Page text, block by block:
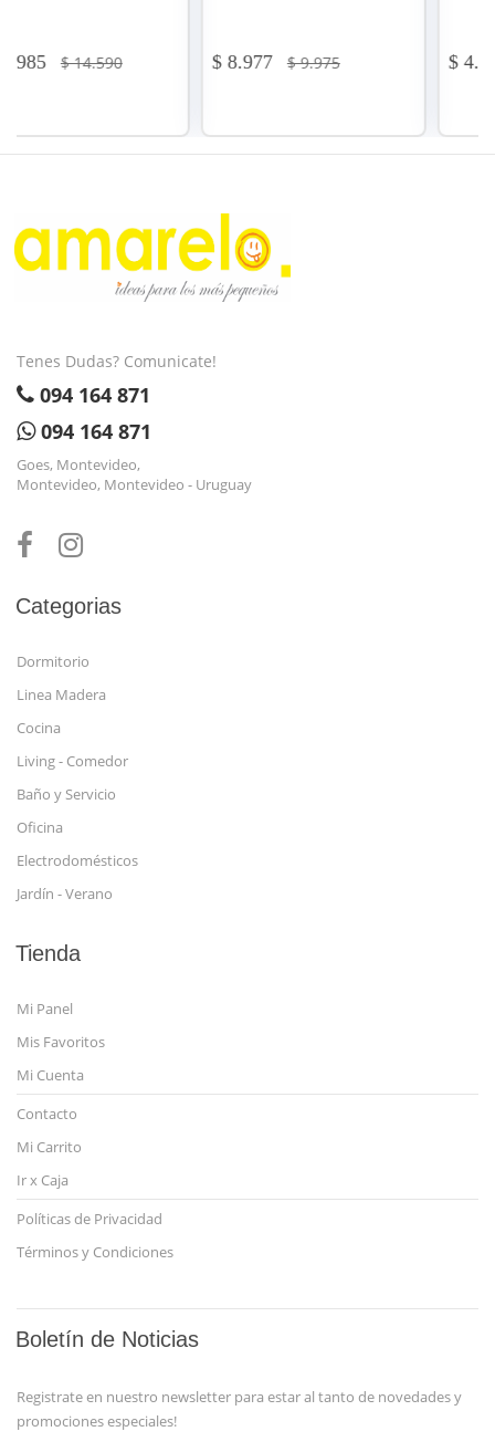
$ 8.977 $ 9.975 $ 4.088
Tenes Dudas? Comunicate!
094 164 871
094 164 871
Goes, Montevideo,
Montevideo, Montevideo - Uruguay
Categorias
Dormitorio
Linea Madera
Cocina
Living - Comedor
Baño y Servicio
Oficina
Electrodomésticos
Jardín - Verano
Tienda
Mi Panel
Mis Favoritos
Mi Cuenta
Contacto
Mi Carrito
Ir x Caja
Políticas de Privacidad
Términos y Condiciones
Boletín de Noticias
Registrate en nuestro newsletter para estar al tanto de novedades y
promociones especiales!